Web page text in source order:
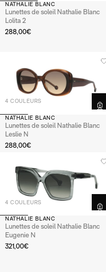
NATHALIE BLANC
Lunettes de soleil Nathalie Blanc
Lolita 2
288,00€
4 COULEURS
NATHALIE BLANC
Lunettes de soleil Nathalie Blanc
Leslie N
288,00€
4 COULEURS
NATHALIE BLANC
Lunettes de soleil Nathalie Blanc
Eugenie N
321,00€